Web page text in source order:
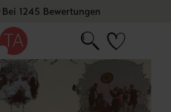
Bei 1245 Bewertungen